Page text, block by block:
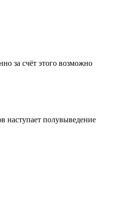
за счёт этого возможно
наступает полувыведение